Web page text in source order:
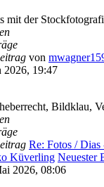
mit der
von
2026, 19:47
Bildklau,
Re: Fotos /
Küverling Neuester
2026, 08:06